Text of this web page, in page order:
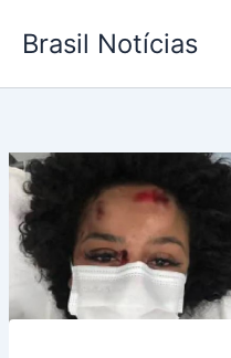
para
conteúdo
Brasil Notícias